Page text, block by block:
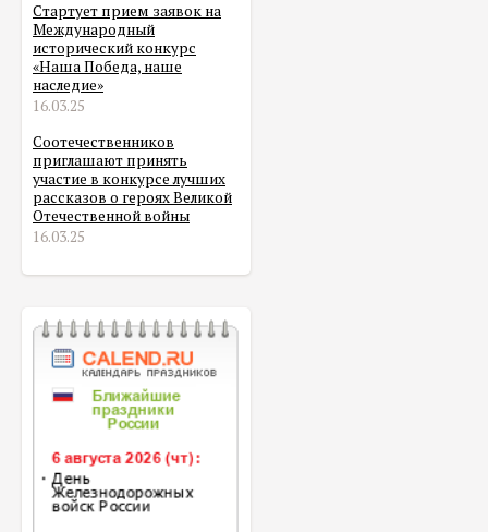
Стартует прием заявок на
Международный
исторический конкурс
«Наша Победа, наше
наследие»
16.03.25
Соотечественников
приглашают принять
участие в конкурсе лучших
рассказов о героях Великой
Отечественной войны
16.03.25